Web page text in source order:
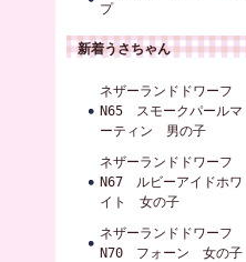
プ
新着うさちゃん
ネザーランドドワーフ
N65 スモークパールマ
ーティン 男の子
ネザーランドドワーフ
N67 ルビーアイドホワ
イト 女の子
ネザーランドドワーフ
N70 フォーン 女の子